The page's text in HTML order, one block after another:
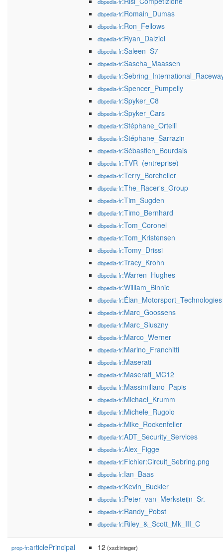
dbpedia-fr:Romain_Dumas
dbpedia-fr:Ron_Fellows
dbpedia-fr:Ryan_Dalziel
dbpedia-fr:Saleen_S7
dbpedia-fr:Sascha_Maassen
dbpedia-fr
dbpedia-fr:Spencer_Pumpelly
dbpedia-fr:Spyker_C8
dbpedia-fr:Spyker_Cars
dbpedia-fr:Stéphane_Ortelli
dbpedia-fr:Stéphane_Sarrazin
dbpedia-fr:Sébastien_Bourdais
dbpedia-fr:TVR_(entreprise)
dbpedia-fr:Terry_Borcheller
dbpedia-fr:The_Racer's_Group
dbpedia-fr:Tim_Sugden
dbpedia-fr:Timo_Bernhard
dbpedia-fr:Tom_Coronel
dbpedia-fr:Tom_Kristensen
dbpedia-fr:Tomy_Drissi
dbpedia-fr:Tracy_Krohn
dbpedia-fr:Warren_Hughes
dbpedia-fr:William_Binnie
dbpedia-fr:Élan_Motorsport_Technologies
dbpedia-fr:Marc_Goossens
dbpedia-fr:Marc_Sluszny
dbpedia-fr:Marco_Werner
dbpedia-fr:Marino_Franchitti
dbpedia-fr:Maserati
dbpedia-fr:Maserati_MC12
dbpedia-fr:Massimiliano_Papis
dbpedia-fr:Michael_Krumm
dbpedia-fr:Michele_Rugolo
dbpedia-fr:Mike_Rockenfeller
dbpedia-fr:ADT_Security_Services
dbpedia-fr:Alex_Figge
dbpedia-fr:Fichier:Circuit_Sebring.png
dbpedia-fr:Ian_Baas
dbpedia-fr:Kevin_Buckler
dbpedia-fr:Peter_van_Merksteijn_Sr.
dbpedia-fr:Randy_Pobst
dbpedia-fr:Riley_&_Scott_Mk_III_C
prop-fr:articlePrincipal 12 (xsd:integer)